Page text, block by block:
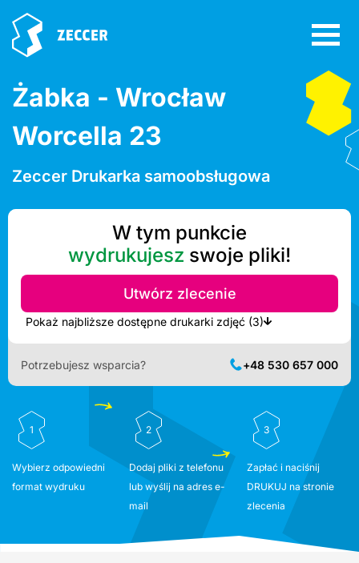
Żabka - Wrocław
Worcella 23
Zeccer Drukarka samoobsługowa
W tym punkcie
wydrukujesz swoje pliki!
Utwórz zlecenie
Pokaż najbliższe dostępne drukarki zdjęć (3)
Potrzebujesz wsparcia? +48 530 657 000
1
Wybierz odpowiedni
format wydruku
2
Dodaj pliki z telefonu
lub wyślij na adres e-
mail
3
Zapłać i naciśnij
DRUKUJ na stronie
zlecenia